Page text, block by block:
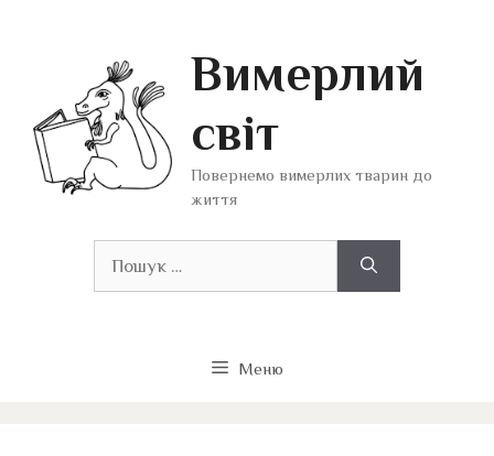
Вимерлий
світ
Повернемо вимерлих тварин до
життя
Меню